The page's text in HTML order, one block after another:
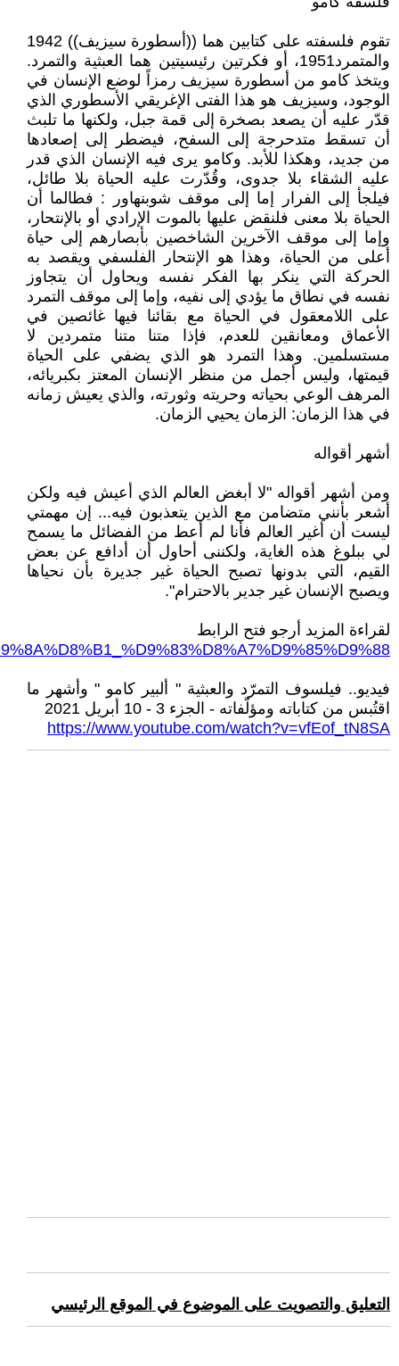
تقوم فلسفته على كتابين هما ((أسطورة سيزيف)) 1942
والمتمرد1951، أو فكرتين رئيسيتين هما العبثية والتمرد.
ويتخذ كامو من أسطورة سيزيف رمزاً لوضع الإنسان في
الوجود، وسيزيف هو هذا الفتى الإغريقي الأسطوري الذي
قدّر عليه أن يصعد بصخرة إلى قمة جبل، ولكنها ما تلبث
أن تسقط متدحرجة إلى السفح، فيضطر إلى إصعادها
من جديد، وهكذا للأبد. وكامو يرى فيه الإنسان الذي قدر
عليه الشقاء بلا جدوى، وقُدّرت عليه الحياة بلا طائل،
فيلجأ إلى الفرار إما إلى موقف شوبنهاور : فطالما أن
الحياة بلا معنى فلنقض عليها بالموت الإرادي أو بالإنتحار،
وإما إلى موقف الآخرين الشاخصين بأبصارهم إلى حياة
أعلى من الحياة، وهذا هو الإنتحار الفلسفي ويقصد به
الحركة التي ينكر بها الفكر نفسه ويحاول أن يتجاوز
نفسه في نطاق ما يؤدي إلى نفيه، وإما إلى موقف التمرد
على اللامعقول في الحياة مع بقائنا فيها غائصين في
الأعماق ومعانقين للعدم، فإذا متنا متنا متمردين لا
مستسلمين. وهذا التمرد هو الذي يضفي على الحياة
قيمتها، وليس أجمل من منظر الإنسان المعتز بكبريائه،
المرهف الوعي بحياته وحريته وثورته، والذي يعيش زمانه
في هذا الزمان: الزمان يحيي الزمان.
أشهر أقواله
ومن أشهر أقواله "لا أبغض العالم الذي أعيش فيه ولكن
أشعر بأنني متضامن مع الذين يتعذبون فيه... إن مهمتي
ليست أن أغير العالم فأنا لم أعط من الفضائل ما يسمح
لي ببلوغ هذه الغاية، ولكننى أحاول أن أدافع عن بعض
القيم، التي بدونها تصبح الحياة غير جديرة بأن نحياها
ويصبح الإنسان غير جدير بالاحترام".
لقراءة المزيد أرجو فتح الرابط
فيديو.. فيلسوف التمرّد والعبثية " ألبير كامو " وأشهر ما
اقتُبس من كتاباته ومؤلّفاته - الجزء 3 - 10 أبريل 2021
https://www.youtube.com/watch?v=vfEof_tN8SA
التعليق والتصويت على الموضوع في الموقع الرئيسي